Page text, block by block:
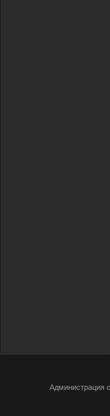
Администрация